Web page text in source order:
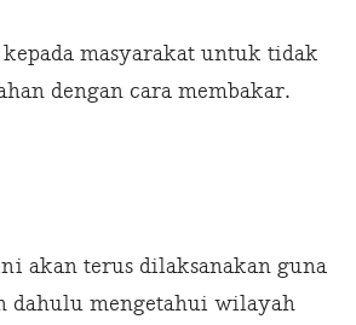
masyarakat untuk tidak
dengan cara membakar.
akan terus dilaksanakan guna
dahulu mengetahui wilayah